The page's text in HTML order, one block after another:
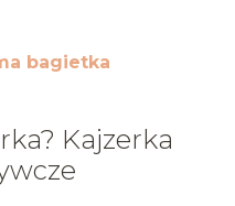
bagietka
Kajzerka